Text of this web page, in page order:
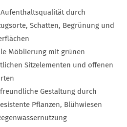
durch
Schatten, Begrünung und
Möblierung mit grünen
Sitzelementen und offenen
Gestaltung durch
Pflanzen, Blühwiesen